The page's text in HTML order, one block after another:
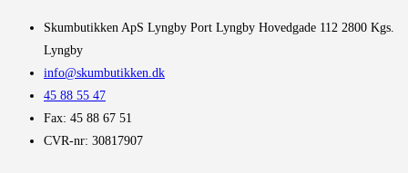
​Skumbutikken ApS Lyngby Port Lyngby Hovedgade 112 2800 Kgs.
Lyngby
info@skumbutikken.dk
45 88 55 47
Fax: 45 88 67 51
CVR-nr: 30817907